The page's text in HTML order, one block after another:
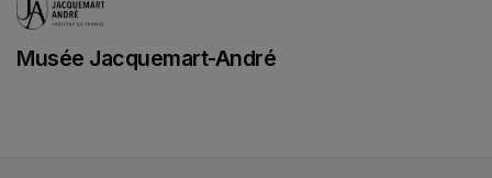
Musée Jacquemart-André